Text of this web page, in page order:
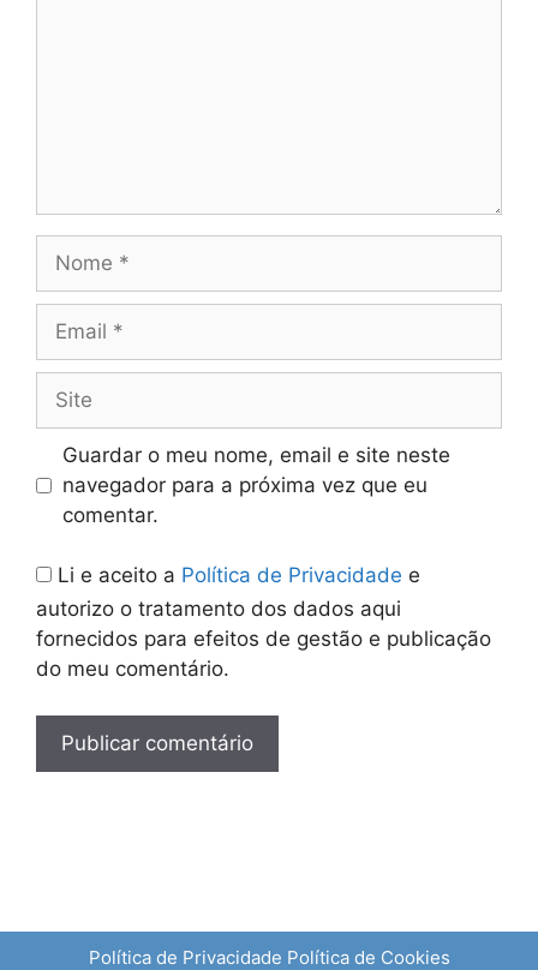
Guardar o meu nome, email e site neste
navegador para a próxima vez que eu
comentar.
Li e aceito a Política de Privacidade e
autorizo o tratamento dos dados aqui
fornecidos para efeitos de gestão e publicação
do meu comentário.
Política de Privacidade Política de Cookies